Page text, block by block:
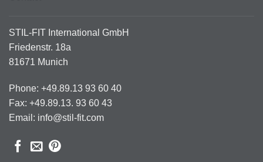
STIL-FIT International GmbH
Friedenstr. 18a
81671 Munich
Phone: +49.89.13 93 60 40
Fax: +49.89.13. 93 60 43
Email: info@stil-fit.com